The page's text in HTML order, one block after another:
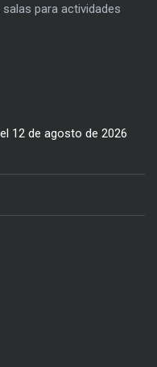
para actividades
12 de agosto de 2026